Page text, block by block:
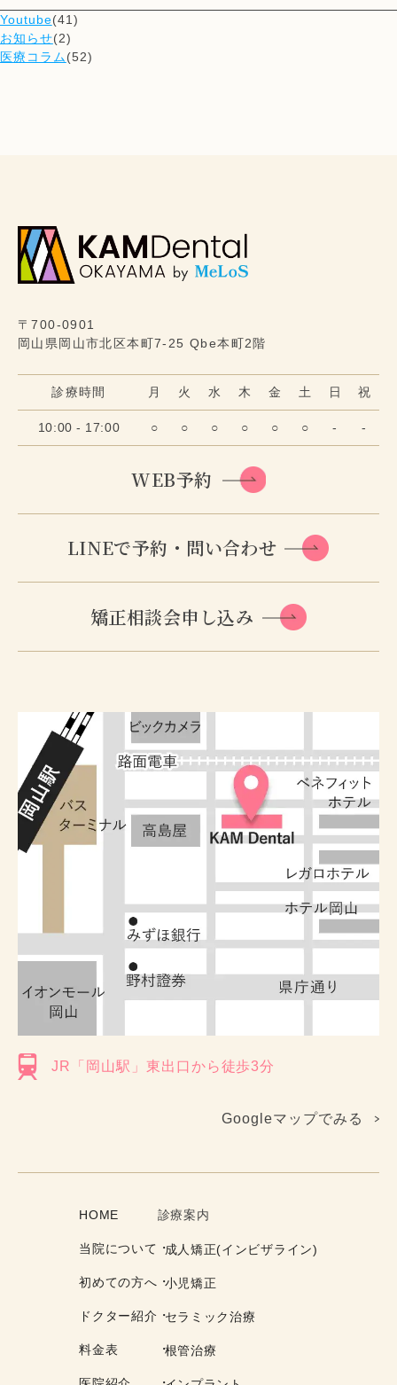
Youtube(41)
お知らせ(2)
医療コラム(52)
〒700-0901
岡山県岡山市北区本町7-25 Qbe本町2階
診療時間 月 火 水 木 金 土 日 祝
10:00 - 17:00 ○ ○ ○ ○ ○ ○ - -
WEB予約
LINEで予約・問い合わせ
矯正相談会申し込み
JR「岡山駅」東出口から徒歩3分
Googleマップでみる
HOME
当院について
初めての方へ
ドクター紹介
料金表
診療案内
成人矯正(インビザライン)
小児矯正
セラミック治療
根管治療